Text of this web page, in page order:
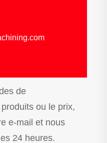
de
ou le prix,
e-mail et nous
24 heures.